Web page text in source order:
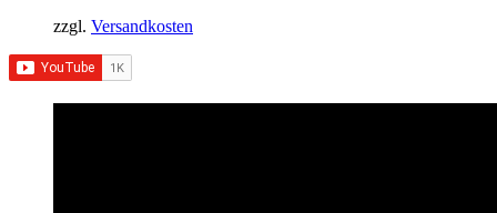
zzgl. Versandkosten